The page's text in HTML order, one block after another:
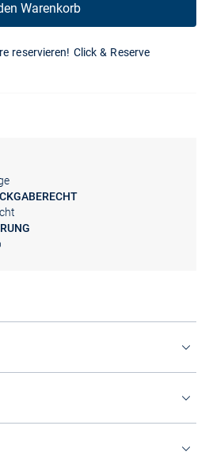
Warenkorb
reservieren! Click & Reserve